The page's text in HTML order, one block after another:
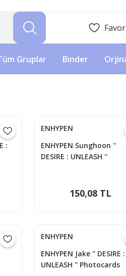
Gruplar Binder
:
ENHYPEN
ENHYPEN Sunghoon ''
DESIRE : UNLEASH ''
150,08 TL
ENHYPEN
ENHYPEN Jake '' DESIRE :
UNLEASH '' Photocards